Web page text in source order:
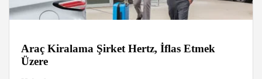
Araç Kiralama Şirket Hertz, İflas Etmek
Üzere